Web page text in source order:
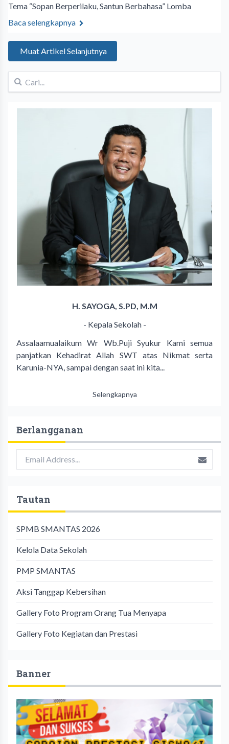
Tema “Sopan Berperilaku, Santun Berbahasa” Lomba
Baca selengkapnya
Muat Artikel Selanjutnya
H. SAYOGA, S.PD, M.M
- Kepala Sekolah -
Assalaamualaikum Wr Wb.Puji Syukur Kami semua
panjatkan Kehadirat Allah SWT atas Nikmat serta
Karunia-NYA, sampai dengan saat ini kita...
Selengkapnya
Berlangganan
Tautan
SPMB SMANTAS 2026
Kelola Data Sekolah
PMP SMANTAS
Aksi Tanggap Kebersihan
Gallery Foto Program Orang Tua Menyapa
Gallery Foto Kegiatan dan Prestasi
Banner